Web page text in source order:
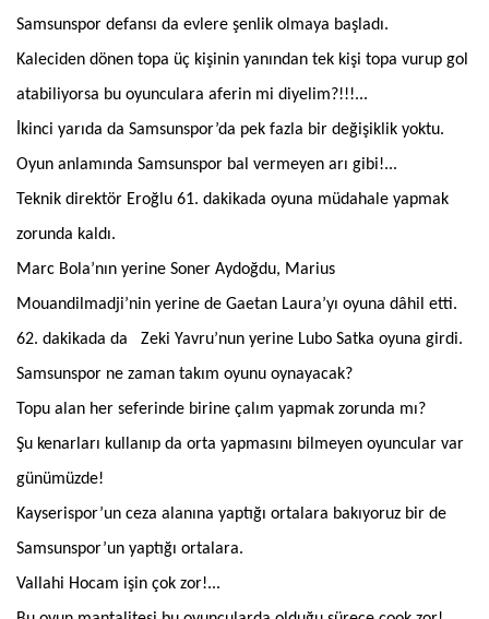
Samsunspor defansı da evlere şenlik olmaya başladı.
Kaleciden dönen topa üç kişinin yanından tek kişi topa vurup gol
atabiliyorsa bu oyunculara aferin mi diyelim?!!!...
İkinci yarıda da Samsunspor’da pek fazla bir değişiklik yoktu.
Oyun anlamında Samsunspor bal vermeyen arı gibi!...
Teknik direktör Eroğlu 61. dakikada oyuna müdahale yapmak
zorunda kaldı.
Marc Bola’nın yerine Soner Aydoğdu, Marius
Mouandilmadji’nin yerine de Gaetan Laura’yı oyuna dâhil etti.
62. dakikada da Zeki Yavru’nun yerine Lubo Satka oyuna girdi.
Samsunspor ne zaman takım oyunu oynayacak?
Topu alan her seferinde birine çalım yapmak zorunda mı?
Şu kenarları kullanıp da orta yapmasını bilmeyen oyuncular var
günümüzde!
Kayserispor’un ceza alanına yaptığı ortalara bakıyoruz bir de
Samsunspor’un yaptığı ortalara.
Vallahi Hocam işin çok zor!...